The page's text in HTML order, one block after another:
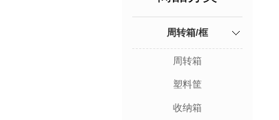
周转箱/框
周转箱
塑料筐
收纳箱